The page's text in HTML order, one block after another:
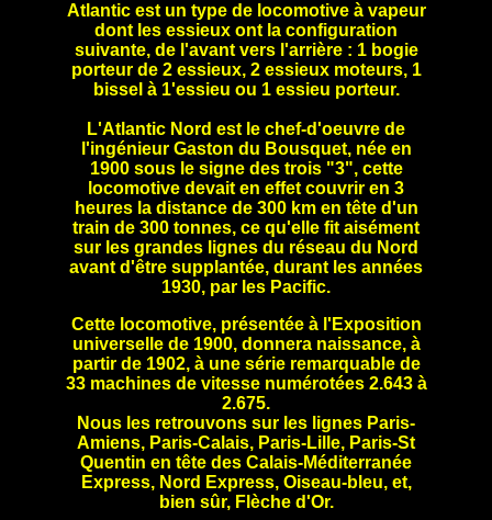
Atlantic est un type de locomotive à vapeur
dont les essieux ont la configuration
suivante, de l'avant vers l'arrière : 1 bogie
porteur de 2 essieux, 2 essieux moteurs, 1
bissel à 1'essieu ou 1 essieu porteur.
L'Atlantic Nord est le chef-d'oeuvre de
l'ingénieur Gaston du Bousquet, née en
1900 sous le signe des trois "3", cette
locomotive devait en effet couvrir en 3
heures la distance de 300 km en tête d'un
train de 300 tonnes, ce qu'elle fit aisément
sur les grandes lignes du réseau du Nord
avant d'être supplantée, durant les années
1930, par les Pacific.
Cette locomotive, présentée à l'Exposition
universelle de 1900, donnera naissance, à
partir de 1902, à une série remarquable de
33 machines de vitesse numérotées 2.643 à
2.675.
Nous les retrouvons sur les lignes Paris-
Amiens, Paris-Calais, Paris-Lille, Paris-St
Quentin en tête des Calais-Méditerranée
Express, Nord Express, Oiseau-bleu, et,
bien sûr, Flèche d'Or.